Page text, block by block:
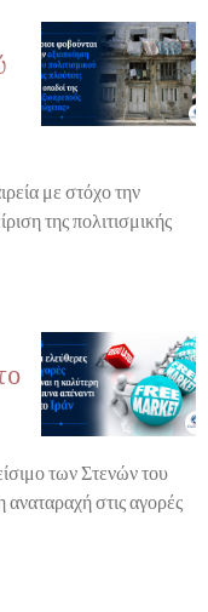
με στόχο την
της πολιτισμικής
των Στενών του
στις αγορές